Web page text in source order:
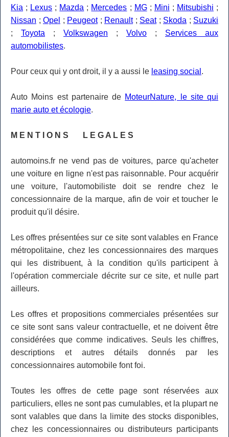
Kia ; Lexus ; Mazda ; Mercedes ; MG; Mini ; Mitsubishi ;
Nissan ; Opel ; Peugeot; Renault; Seat; Skoda ; Suzuki
; Toyota ; Volkswagen ; Volvo ; Services aux
automobilistes.
Pour ceux qui y ont droit, il y a aussi le leasing social .
Auto Moins est partenaire de MoteurNature, le site qui
marie auto et écologie.
M E N T I O N S L E G A L E S
automoins.fr ne vend pas de voitures, parce qu'acheter
une voiture en ligne n'est pas raisonnable. Pour acquérir
une voiture, l'automobiliste doit se rendre chez le
concessionnaire de la marque, afin de voir et toucher le
produit qu'il désire.
Les offres présentées sur ce site sont valables en France
métropolitaine, chez les concessionnaires des marques
qui les distribuent, à la condition qu'ils participent à
l'opération commerciale décrite sur ce site, et nulle part
ailleurs.
Les offres et propositions commerciales présentées sur
ce site sont sans valeur contractuelle, et ne doivent être
considérées que comme indicatives. Seuls les chiffres,
descriptions et autres détails donnés par les
concessionnaires automobile font foi.
Toutes les offres de cette page sont réservées aux
particuliers, elles ne sont pas cumulables, et la plupart ne
sont valables que dans la limite des stocks disponibles,
chez les concessionnaires ou distributeurs participants